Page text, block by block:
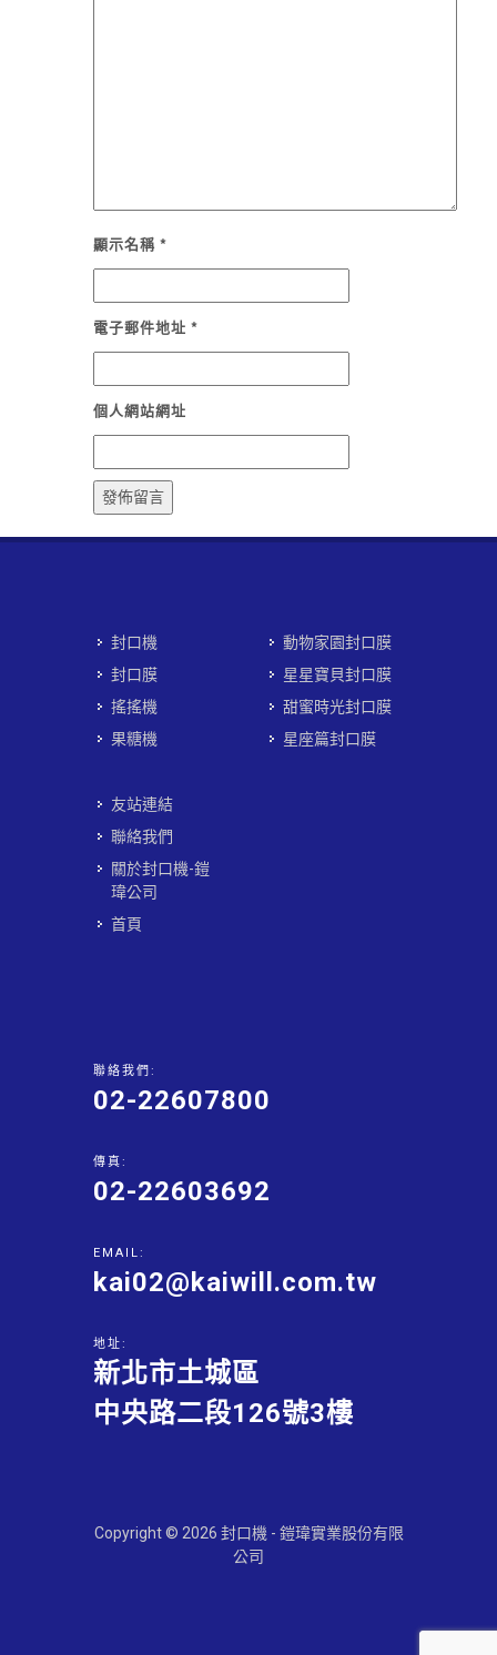
顯示名稱 *
電子郵件地址 *
個人網站網址
封口機
封口膜
搖搖機
果糖機
動物家園封口膜
星星寶貝封口膜
甜蜜時光封口膜
星座篇封口膜
友站連結
聯絡我們
關於封口機-鎧
瑋公司
首頁
聯絡我們:
02-22607800
傳真:
02-22603692
EMAIL:
kai02@kaiwill.com.tw
地址:
新北市土城區
中央路二段126號3樓
Copyright © 2026 封口機 - 鎧瑋實業股份有限
公司